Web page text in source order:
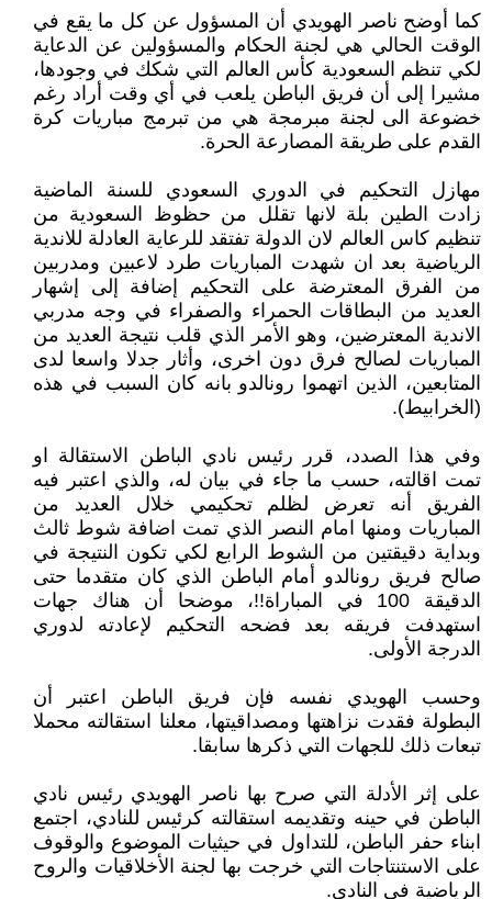
كما أوضح ناصر الهويدي أن المسؤول عن كل ما يقع في
الوقت الحالي هي لجنة الحكام والمسؤولين عن الدعاية
لكي تنظم السعودية كأس العالم التي شكك في وجودها،
مشيرا إلى أن فريق الباطن يلعب في أي وقت أراد رغم
خضوعة الى لجنة مبرمجة هي من تبرمج مباريات كرة
القدم على طريقة المصارعة الحرة.
مهازل التحكيم في الدوري السعودي للسنة الماضية
زادت الطين بلة لانها تقلل من حظوظ السعودية من
تنظيم كاس العالم لان الدولة تفتقد للرعاية العادلة للاندية
الرياضية بعد ان شهدت المباريات طرد لاعبين ومدربين
من الفرق المعترضة على التحكيم إضافة إلى إشهار
العديد من البطاقات الحمراء والصفراء في وجه مدربي
الاندية المعترضين، وهو الأمر الذي قلب نتيجة العديد من
المباريات لصالح فرق دون اخرى، وأثار جدلا واسعا لدى
المتابعين، الذين اتهموا رونالدو بانه كان السبب في هذه
(الخرابيط).
وفي هذا الصدد، قرر رئيس نادي الباطن الاستقالة او
تمت اقالته، حسب ما جاء في بيان له، والذي اعتبر فيه
الفريق أنه تعرض لظلم تحكيمي خلال العديد من
المباريات ومنها امام النصر الذي تمت اضافة شوط ثالث
وبداية دقيقتين من الشوط الرابع لكي تكون النتيجة في
صالح فريق رونالدو أمام الباطن الذي كان متقدما حتى
الدقيقة 100 في المباراة!!، موضحا أن هناك جهات
استهدفت فريقه بعد فضحه التحكيم لإعادته لدوري
الدرجة الأولى.
وحسب الهويدي نفسه فإن فريق الباطن اعتبر أن
البطولة فقدت نزاهتها ومصداقيتها، معلنا استقالته محملا
تبعات ذلك للجهات التي ذكرها سابقا.
على إثر الأدلة التي صرح بها ناصر الهويدي رئيس نادي
الباطن في حينه وتقديمه استقالته كرئيس للنادي، اجتمع
ابناء حفر الباطن، للتداول في حيثيات الموضوع والوقوف
على الاستنتاجات التي خرجت بها لجنة الأخلاقيات والروح
الرياضية في النادي.